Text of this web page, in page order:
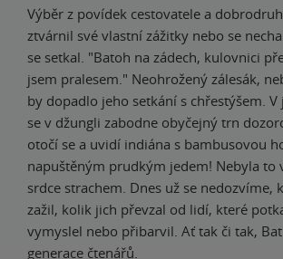
Výběr z povídek cestovatele a
ztvárnil své vlastní zážitky nebo se
se setkal. "Batoh na zádech, kulovnici
jsem pralesem." Neohrožený zálesák,
by dopadlo jeho setkání s chřestýšem.
se v džungli zabodne obyčejný trn
otočí se a uvidí indiána s bambusovou
napuštěným prudkým jedem! Nebyla
srdce strachem. Dnes už se
zažil, kolik jich převzal od lidí, které
vymyslel nebo přibarvil. Ať tak či tak,
generace čtenářů.